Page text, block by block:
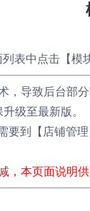
表中点击【模
，导致后台部
级至最新版。
要到【店铺管
，本页面说明供